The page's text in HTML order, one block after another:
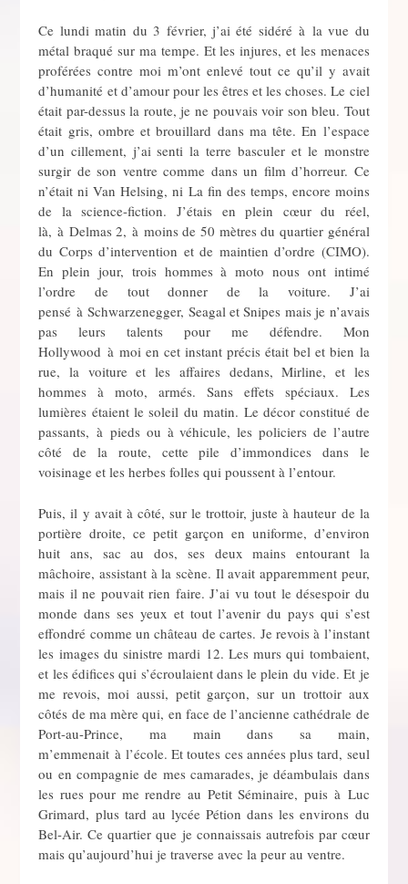
Ce lundi matin du 3 février, j’ai été sidéré à la vue du
métal braqué sur ma tempe. Et les injures, et les menaces
proférées contre moi m’ont enlevé tout ce qu’il y avait
d’humanité et d’amour pour les êtres et les choses. Le ciel
était par-dessus la route, je ne pouvais voir son bleu. Tout
était gris, ombre et brouillard dans ma tête. En l’espace
d’un cillement, j’ai senti la terre basculer et le monstre
surgir de son ventre comme dans un film d’horreur. Ce
n’était ni Van Helsing, ni La fin des temps, encore moins
de la science-fiction. J’étais en plein cœur du réel,
là, à Delmas 2, à moins de 50 mètres du quartier général
du Corps d’intervention et de maintien d’ordre (CIMO).
En plein jour, trois hommes à moto nous ont intimé
l’ordre de tout donner de la voiture. J’ai
pensé à Schwarzenegger, Seagal et Snipes mais je n’avais
pas leurs talents pour me défendre. Mon
Hollywood à moi en cet instant précis était bel et bien la
rue, la voiture et les affaires dedans, Mirline, et les
hommes à moto, armés. Sans effets spéciaux. Les
lumières étaient le soleil du matin. Le décor constitué de
passants, à pieds ou à véhicule, les policiers de l’autre
côté de la route, cette pile d’immondices dans le
voisinage et les herbes folles qui poussent à l’entour.
Puis, il y avait à côté, sur le trottoir, juste à hauteur de la
portière droite, ce petit garçon en uniforme, d’environ
huit ans, sac au dos, ses deux mains entourant la
mâchoire, assistant à la scène. Il avait apparemment peur,
mais il ne pouvait rien faire. J’ai vu tout le désespoir du
monde dans ses yeux et tout l’avenir du pays qui s’est
effondré comme un château de cartes. Je revois à l’instant
les images du sinistre mardi 12. Les murs qui tombaient,
et les édifices qui s’écroulaient dans le plein du vide. Et je
me revois, moi aussi, petit garçon, sur un trottoir aux
côtés de ma mère qui, en face de l’ancienne cathédrale de
Port-au-Prince, ma main dans sa main,
m’emmenait à l’école. Et toutes ces années plus tard, seul
ou en compagnie de mes camarades, je déambulais dans
les rues pour me rendre au Petit Séminaire, puis à Luc
Grimard, plus tard au lycée Pétion dans les environs du
Bel-Air. Ce quartier que je connaissais autrefois par cœur
mais qu’aujourd’hui je traverse avec la peur au ventre.